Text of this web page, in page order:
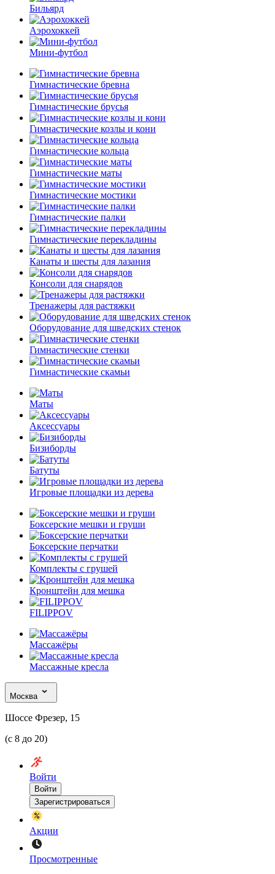
Бильярд
Аэрохоккей
Мини-футбол
Гимнастические бревна
Гимнастические брусья
Гимнастические козлы и кони
Гимнастические кольца
Гимнастические маты
Гимнастические мостики
Гимнастические палки
Гимнастические перекладины
Канаты и шесты для лазания
Консоли для снарядов
Тренажеры для растяжки
Оборудование для шведских стенок
Гимнастические стенки
Гимнастические скамьи
Маты
Аксессуары
Бизиборды
Батуты
Игровые площадки из дерева
Боксерские мешки и груши
Боксерские перчатки
Комплекты с грушей
Кронштейн для мешка
FILIPPOV
Массажёры
Массажные кресла
Москва
Шоссе Фрезер, 15
(с 8 до 20)
Войти
Войти
Зарегистрироваться
Акции
Просмотренные